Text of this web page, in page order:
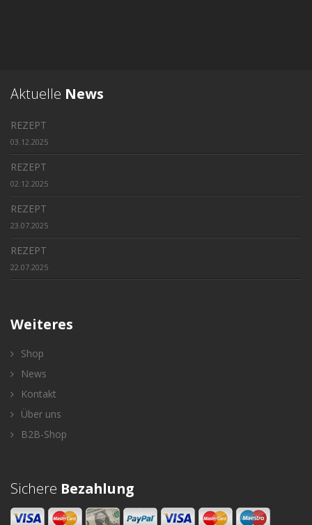
Aktuelle News
REZEPT
03.12.2025
REZEPT
02.12.2025
REZEPT
23.07.2025
REZEPT
22.07.2025
Weiteres
Shop
News
Kontakt
Über uns
B2B-Shop
Sichere Bezahlung